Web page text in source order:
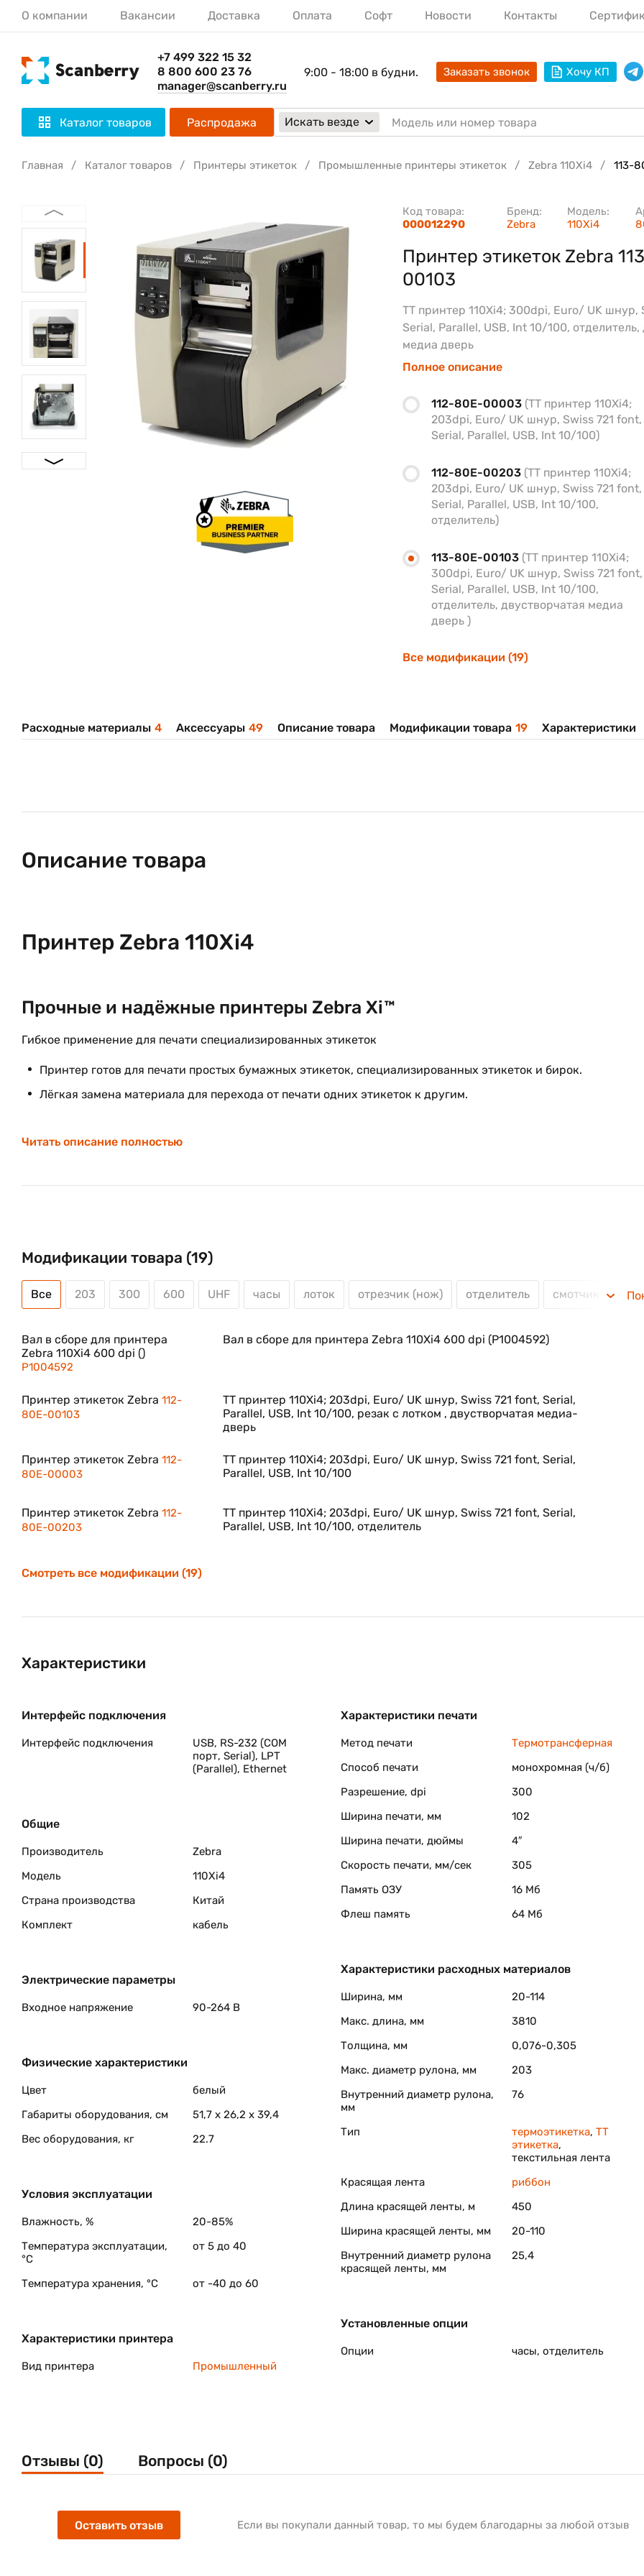
О компании Вакансии Доставка Оплата Софт Новости Контакты
+7 499 322 15 32
8 800 600 23 76
manager@scanberry.ru
9:00 - 18:00 в будни. Заказать звонок Хочу КП
Каталог товаров Распродажа Искать везде
Главная Каталог товаров Принтеры этикеток Промышленные принтеры этикеток Zebra 110Xi4 113-
Бренд:
Zebra
Модель:
110Xi4
Код товара:
000012290
Принтер этикеток Zebra
00103
TT принтер 110Xi4; 300dpi, Euro/ UK шнур,
Serial, Parallel, USB, Int 10/100, отделитель,
медиа дверь
Полное описание
112-80E-00003 (TT принтер 110Xi4;
203dpi, Euro/ UK шнур, Swiss 721 font,
Serial, Parallel, USB, Int 10/100)
112-80E-00203 (TT принтер 110Xi4;
203dpi, Euro/ UK шнур, Swiss 721 font,
Serial, Parallel, USB, Int 10/100,
отделитель)
113-80E-00103 (TT принтер 110Xi4;
300dpi, Euro/ UK шнур, Swiss 721 font,
Serial, Parallel, USB, Int 10/100,
отделитель, двустворчатая медиа
дверь )
Все модификации (19)
Расходные материалы 4 Аксессуары 49 Описание товара Модификации товара 19 Характеристики
Описание товара
Принтер Zebra 110Xi4
Прочные и надёжные принтеры Zebra Xi™
Гибкое применение для печати специализированных этикеток
Принтер готов для печати простых бумажных этикеток, специализированных этикеток и бирок.
Лёгкая замена материала для перехода от печати одних этикеток к другим.
Принтер Xi4 осуществляет печать материалов разной ширины с разным разрешением – от
Встроенный внутренний принт-сервер ZebraNet® 10/100 (Ethernet) и надёжное беспроводное
802.11b/g позволят интегрировать принтер в развивающейся сетевой инфраструктуре предприятия.
Используя инструменты централизованного управления Zebra на базе мощных решений
Простые в использовании подсказки позволят быстро выполнить пошаговую процедуру
Интеграция нового принтера в систему, перевод принтера на новое место или добавление новых функций
теперь все эти процессы осуществляются быстро.
Функция автоматической конфигурации принтера
Благодаря новой функции зеркалирования принтеры Xi4 позволяют выгодно использовать
серверную инфраструктуру – Вы сможете в автоматическом режиме применять заданные
Настраиваемые меню
Хранение в памяти принтера нескольких профилей с возможностью перехода от одного профиля к
Контроль за расходными материалами
Новая функция контроля за расходными материалами работает в режиме реального времени.
Принтер заблаговременно оповещает пользователей об окончании ресурса красящей ленты и
для печати.
Читать описание полностью
Модификации товара (19)
Все 203 300 600 UHF часы лоток отрезчик (нож) отделитель смотчик
Вал в сборе для принтера
Zebra 110Xi4 600 dpi ()
P1004592
Вал в сборе для принтера Zebra 110Xi4 600 dpi (P1004592)
Принтер этикеток Zebra 112-
80E-00103
TT принтер 110Xi4; 203dpi, Euro/ UK шнур, Swiss 721 font, Serial,
Parallel, USB, Int 10/100, резак с лотком , двустворчатая медиа-
дверь
Принтер этикеток Zebra 112-
80E-00003
TT принтер 110Xi4; 203dpi, Euro/ UK шнур, Swiss 721 font, Serial,
Parallel, USB, Int 10/100
Принтер этикеток Zebra 112-
80E-00203
TT принтер 110Xi4; 203dpi, Euro/ UK шнур, Swiss 721 font, Serial,
Parallel, USB, Int 10/100, отделитель
Смотреть все модификации (19)
Характеристики
Интерфейс подключения
Интерфейс подключения
USB, RS-232 (COM
порт, Serial), LPT
(Parallel), Ethernet
Общие
Производитель
Zebra
Модель
110Xi4
Страна производства
Китай
Комплект
кабель
Электрические параметры
Входное напряжение 90-264 В
Физические характеристики
Цвет
белый
Габариты оборудования, см
51,7 x 26,2 x 39,4
Вес оборудования, кг
22.7
Условия эксплуатации
Влажность, %
20-85%
Температура эксплуатации,
°C
от 5 до 40
Температура хранения, °C от -40 до 60
Характеристики принтера
Вид принтера Промышленный
Характеристики печати
Метод печати
Термотрансферная
Способ печати
монохромная (ч/б)
Разрешение, dpi
300
Ширина печати, мм
102
Ширина печати, дюймы
4″
Скорость печати, мм/сек
305
Память ОЗУ
16 Мб
Флеш память
64 Мб
Характеристики расходных материалов
Ширина, мм
20-114
Макс. длина, мм
3810
Толщина, мм
0,076-0,305
Макс. диаметр рулона, мм
203
Внутренний диаметр рулона,
мм
76
Тип термоэтикетка, ТТ
этикетка,
текстильная лента
Красящая лента
риббон
Длина красящей ленты, м
450
Ширина красящей ленты, мм
20-110
Внутренний диаметр рулона
красящей ленты, мм
25,4
Установленные опции
Опции часы, отделитель
Отзывы (0) Вопросы (0)
Оставить отзыв Если вы покупали данный товар, то мы будем благодарны за любой отзыв